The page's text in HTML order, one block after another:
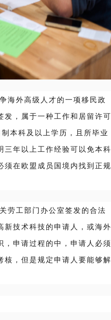
海外高级人才的一项移民政
发，属于一种工作和居留许可
本科及以上学历，且所毕业
年以上工作经验可以免本科
须在欧盟成员国境内找到正规
劳工部门办公室签发的合法
新技术科技的申请人，或海外
申请过程的中，申请人必须
核，但是规定申请人要能够解